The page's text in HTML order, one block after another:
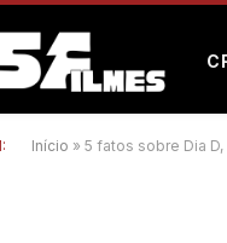
Início » 5 fatos sobre Dia